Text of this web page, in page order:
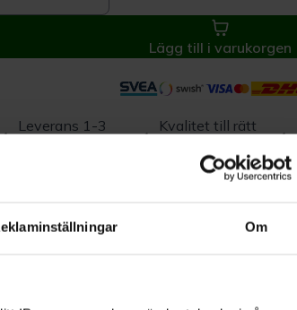
Om
Lägg till i varukorgen
Leverans 1-3
Kvalitet till rätt